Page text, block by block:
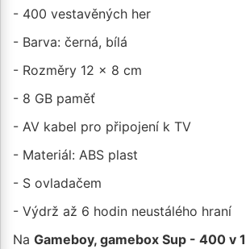
- 400 vestavěných her
- Barva: černá, bílá
- Rozměry 12 x 8 cm
- 8 GB paměť
- AV kabel pro připojení k TV
- Materiál: ABS plast
- S ovladačem
- Výdrž až 6 hodin neustálého hraní
Na Gameboy, gamebox Sup - 400 v 1